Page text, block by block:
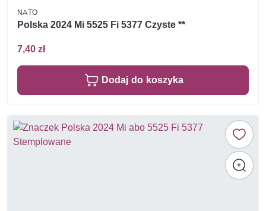
NATO
Polska 2024 Mi 5525 Fi 5377 Czyste **
7,40 zł
Dodaj do koszyka